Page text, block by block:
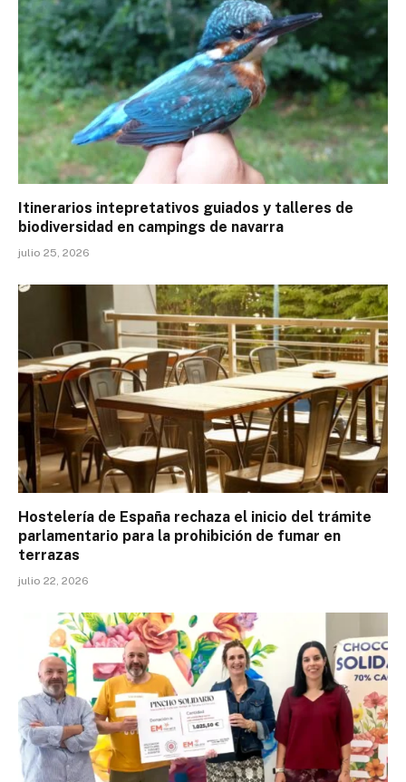
Itinerarios intepretativos guiados y talleres de
biodiversidad en campings de navarra
julio 25, 2026
Hostelería de España rechaza el inicio del trámite
parlamentario para la prohibición de fumar en
terrazas
julio 22, 2026